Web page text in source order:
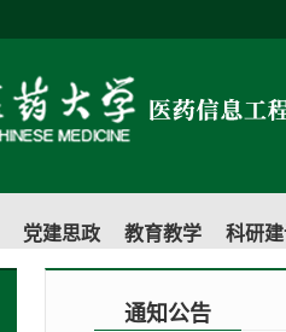
党建思政 教育教学 科研
通知公告